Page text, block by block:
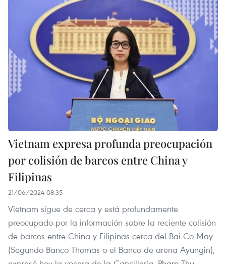
Vietnam expresa profunda preocupación
por colisión de barcos entre China y
Filipinas
21/06/2024 08:35
Vietnam sigue de cerca y está profundamente
preocupado por la información sobre la reciente colisión
de barcos entre China y Filipinas cerca del Bai Co May
(Segundo Banco Thomas o el Banco de arena Ayungin),